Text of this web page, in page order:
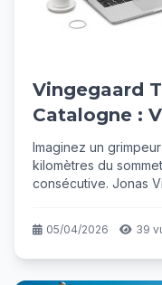
Vingegaard
Catalogne :
Leader
Imaginez un
kilomètres du
consécutive. Jonas
05/04/2026 39